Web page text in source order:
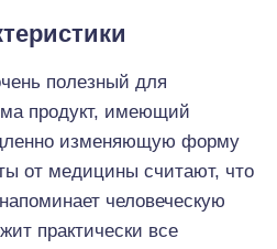
полезный для
продукт, имеющий
изменяющую форму
от медицины считают, что
человеческую
практически все